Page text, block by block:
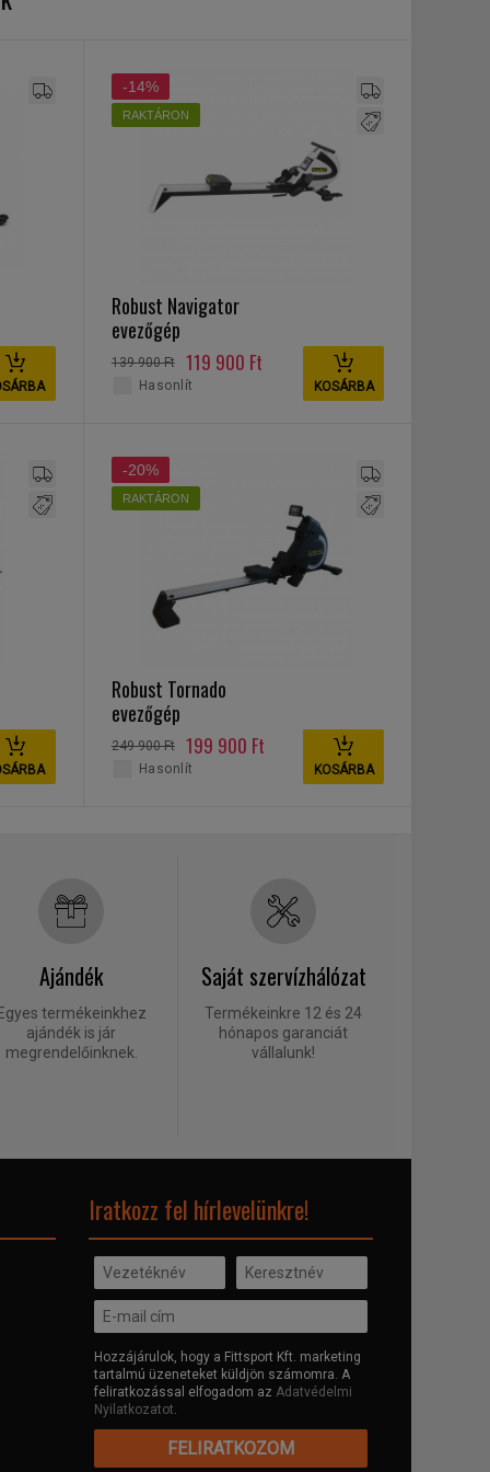
-14%
RAKTÁRON
Robust Navigator
evezőgép
139 900 Ft 119 900 Ft
KOSÁRBA
Hasonlít
-20%
RAKTÁRON
Robust Tornado
evezőgép
249 900 Ft 199 900 Ft
KOSÁRBA
Hasonlít
Ajándék
termékeinkhez
ajándék is jár
megrendelőinknek.
Saját szervízhálózat
Termékeinkre 12 és 24
hónapos garanciát
vállalunk!
Iratkozz fel hírlevelünkre!
Hozzájárulok, hogy a Fittsport Kft. marketing
tartalmú üzeneteket küldjön számomra. A
feliratkozással elfogadom az Adatvédelmi
Nyilatkozatot.
FELIRATKOZOM